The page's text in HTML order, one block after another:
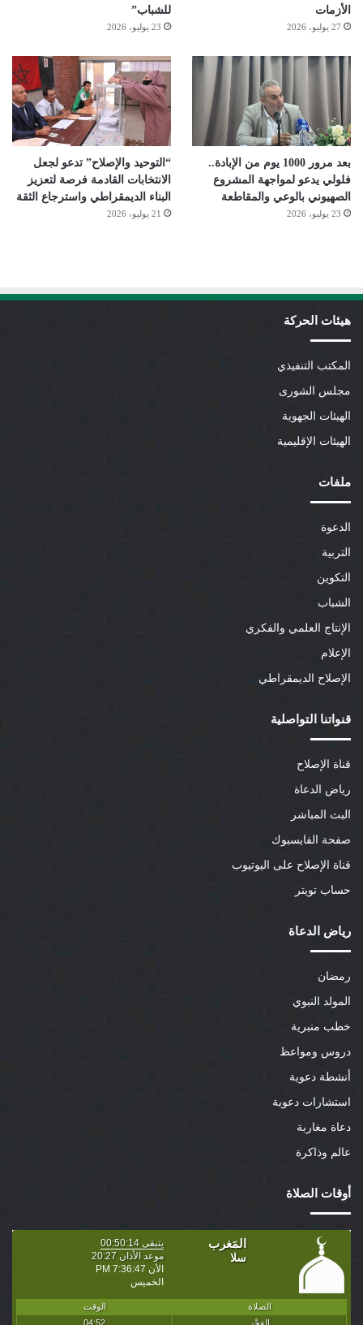
الأزمات
27 يوليو، 2026
للشباب”
23 يوليو، 2026
بعد مرور 1000 يوم من الإبادة..
فلولي يدعو لمواجهة المشروع
الصهيوني بالوعي والمقاطعة
23 يوليو، 2026
“التوحيد والإصلاح” تدعو لجعل
الانتخابات القادمة فرصة لتعزيز
البناء الديمقراطي واسترجاع الثقة
21 يوليو، 2026
هيئات الحركة
المكتب التنفيذي
مجلس الشورى
الهيئات الجهوية
الهيئات الإقليمية
ملفات
الدعوة
التربية
التكوين
الشباب
الإنتاج العلمي والفكري
الإعلام
الإصلاح الديمقراطي
قنواتنا التواصلية
قناة الإصلاح
رياض الدعاة
البث المباشر
صفحة الفايسبوك
قناة الإصلاح على اليوتيوب
حساب تويتر
رياض الدعاة
رمضان
المولد النبوي
خطب منبرية
دروس ومواعظ
أنشطة دعوية
استشارات دعوية
دعاة مغاربة
عالم وذاكرة
أوقات الصلاة